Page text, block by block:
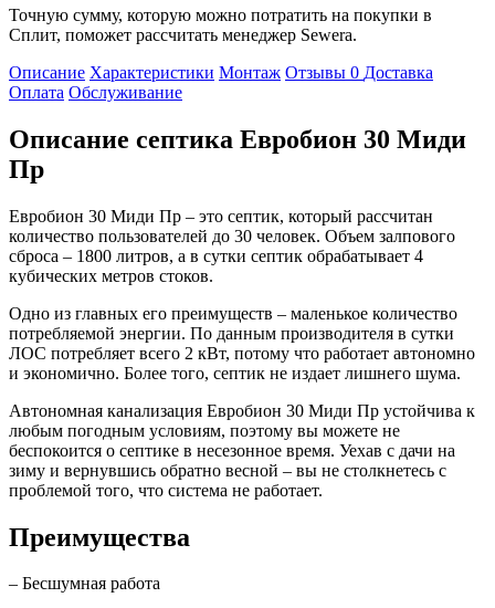
Точную сумму, которую можно потратить на покупки в
Сплит, поможет рассчитать менеджер Sewera.
Описание Характеристики Монтаж Отзывы 0 Доставка
Оплата Обслуживание
Описание септика Евробион 30 Миди
Пр
Евробион 30 Миди Пр – это септик, который рассчитан
количество пользователей до 30 человек. Объем залпового
сброса – 1800 литров, а в сутки септик обрабатывает 4
кубических метров стоков.
Одно из главных его преимуществ – маленькое количество
потребляемой энергии. По данным производителя в сутки
ЛОС потребляет всего 2 кВт, потому что работает автономно
и экономично. Более того, септик не издает лишнего шума.
Автономная канализация Евробион 30 Миди Пр устойчива к
любым погодным условиям, поэтому вы можете не
беспокоится о септике в несезонное время. Уехав с дачи на
зиму и вернувшись обратно весной – вы не столкнетесь с
проблемой того, что система не работает.
Преимущества
– Бесшумная работа